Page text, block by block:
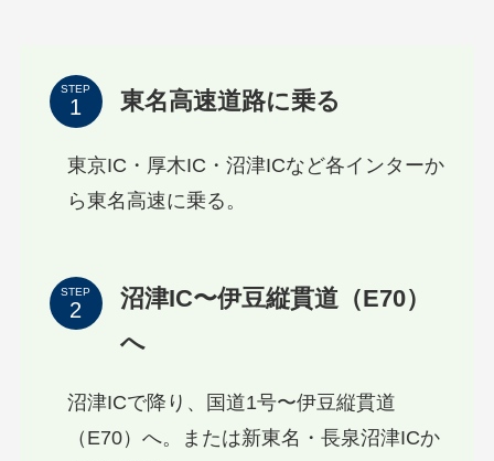
STEP 東名高速道路に乗る
東京IC・厚木IC・沼津ICなど各インターか
ら東名高速に乗る。
STEP
沼津IC〜伊豆縦貫道（E70）
へ
沼津ICで降り、国道1号〜伊豆縦貫道
（E70）へ。または新東名・長泉沼津ICか